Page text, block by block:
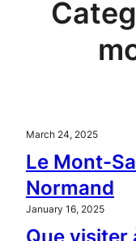
March 24, 2025
Le Mont-
Normand
January 16, 2025